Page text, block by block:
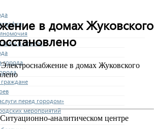
и отчеты
города
перед городом»
мероприятий
в домах Жуковского
в домах Жуковского
аналитическом центре